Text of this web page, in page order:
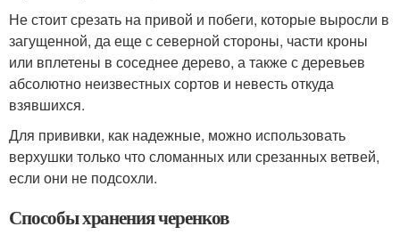
Не стоит срезать на привой и побеги, которые выросли в
загущенной, да еще с северной стороны, части кроны
или вплетены в соседнее дерево, а также с деревьев
абсолютно неизвестных сортов и невесть откуда
взявшихся.
Для прививки, как надежные, можно использовать
верхушки только что сломанных или срезанных ветвей,
если они не подсохли.
Способы хранения черенков